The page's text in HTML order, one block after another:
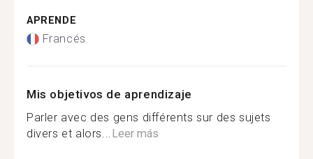
APRENDE
Francés
Mis objetivos de aprendizaje
Parler avec des gens différents sur des sujets
divers et alors...Leer más